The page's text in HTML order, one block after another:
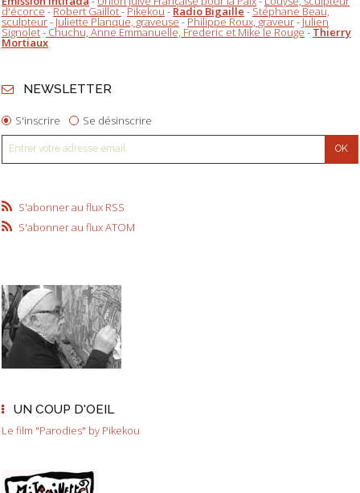
d'écorce-Robert Gaillot-Pikekou-Radio Bigaille-Stéphane Beau,
sculpteur-Juliette Planque, graveuse-Philippe Roux, graveur-Julien
Signolet-Chuchu, Anne Emmanuelle, Frederic et Mike le Rouge-Thierry
Mortiaux
NEWSLETTER
S'inscrire Se désinscrire
S'abonner au flux RSS
S'abonner au flux ATOM
UN COUP D'OEIL
Le film "Parodies" by Pikekou